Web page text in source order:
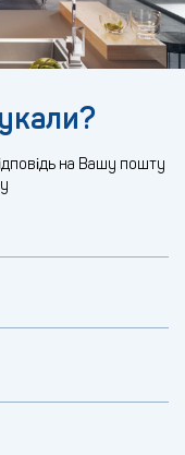
на Вашу пошту